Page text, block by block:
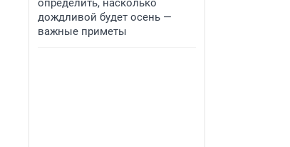
определить, насколько
дождливой будет осень —
важные приметы